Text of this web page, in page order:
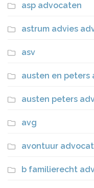
asp advocaten
astrum advies
asv
austen en peters
austen peters
avg
avontuur
b familierecht